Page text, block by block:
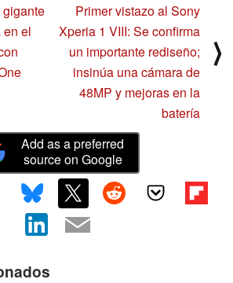
en el
Primer vistazo al Sony
Xperia 1 VIII: Se confirma
un importante rediseño;
insinúa una cámara de
48MP y mejoras en la
batería
⟩
Add as a preferred
source on Google